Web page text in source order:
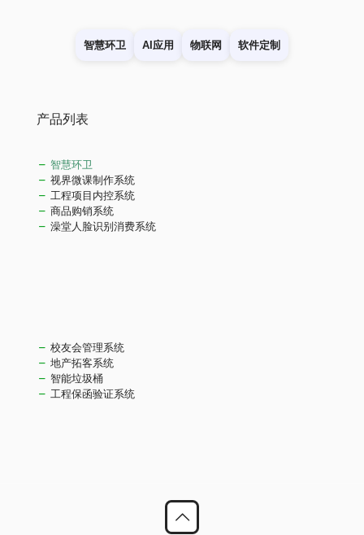
智慧环卫 AI应用 物联网 软件定制
产品列表
智慧环卫
视界微课制作系统
工程项目内控系统
商品购销系统
澡堂人脸识别消费系统
校友会管理系统
地产拓客系统
智能垃圾桶
工程保函验证系统